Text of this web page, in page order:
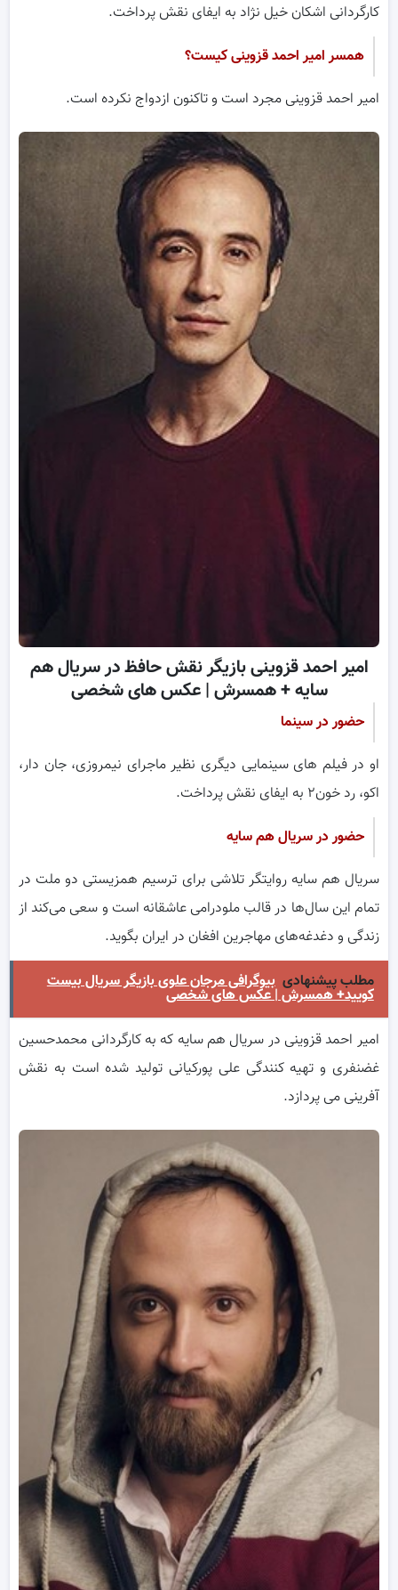
کارگردانی اشکان خیل نژاد به ایفای نقش پرداخت.
همسر امیر احمد قزوینی کیست؟
امیر احمد قزوینی مجرد است و تاکنون ازدواج نکرده است.
امیر احمد قزوینی بازیگر نقش حافظ در سریال هم
سایه + همسرش | عکس های شخصی
حضور در سینما
او در فیلم های سینمایی دیگری نظیر ماجرای نیمروزی، جان دار،
اکو، رد خون۲ به ایفای نقش پرداخت.
حضور در سریال هم سایه
سریال هم سایه روایتگر تلاشی برای ترسیم همزیستی دو ملت در
تمام این سال‌ها در قالب ملودرامی عاشقانه است و سعی می‌کند از
زندگی و دغدغه‌های مهاجرین افغان در ایران بگوید.
مطلب پیشنهادی بیوگرافی مرجان علوی بازیگر سریال بیست
کویید+ همسرش | عکس های شخصی
امیر احمد قزوینی در سریال هم سایه که به کارگردانی محمدحسین
غضنفری و تهیه کنندگی علی پورکیانی تولید شده است به نقش
آفرینی می پردازد.